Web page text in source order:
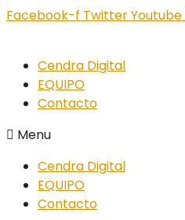
Facebook-f TwitterYoutube
Cendra Digital
EQUIPO
Contacto
Menu
Cendra Digital
EQUIPO
Contacto